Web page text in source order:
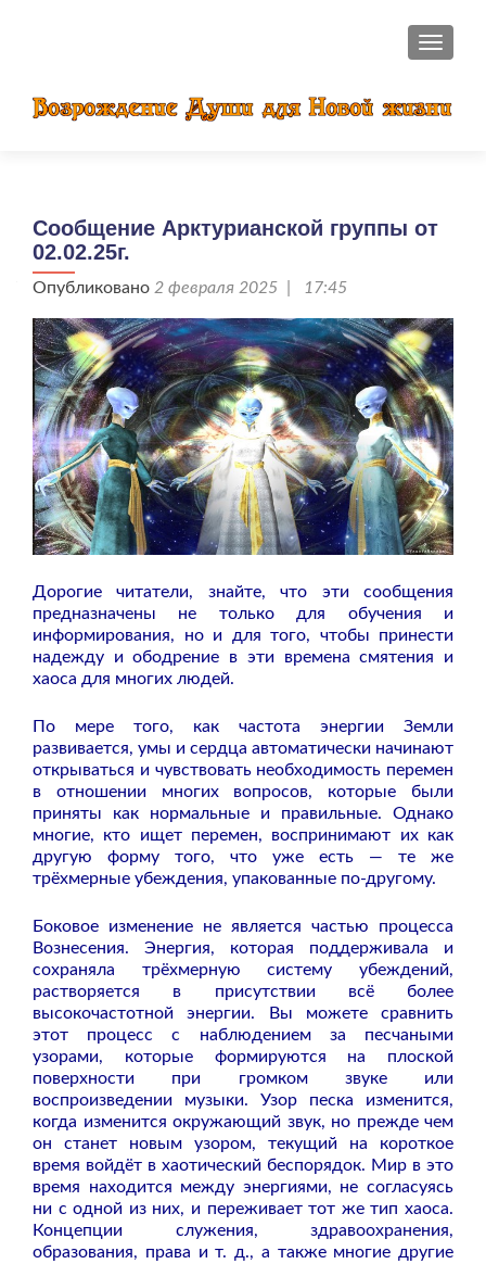
Сообщение Арктурианской группы от
02.02.25г.
Опубликовано 2 февраля 2025 | 17:45
Дорогие читатели, знайте, что эти сообщения
предназначены не только для обучения и
информирования, но и для того, чтобы принести
надежду и ободрение в эти времена смятения и
хаоса для многих людей.
По мере того, как частота энергии Земли
развивается, умы и сердца автоматически начинают
открываться и чувствовать необходимость перемен
в отношении многих вопросов, которые были
приняты как нормальные и правильные. Однако
многие, кто ищет перемен, воспринимают их как
другую форму того, что уже есть — те же
трёхмерные убеждения, упакованные по-другому.
Боковое изменение не является частью процесса
Вознесения. Энергия, которая поддерживала и
сохраняла трёхмерную систему убеждений,
растворяется в присутствии всё более
высокочастотной энергии. Вы можете сравнить
этот процесс с наблюдением за песчаными
узорами, которые формируются на плоской
поверхности при громком звуке или
воспроизведении музыки. Узор песка изменится,
когда изменится окружающий звук, но прежде чем
он станет новым узором, текущий на короткое
время войдёт в хаотический беспорядок. Мир в это
время находится между энергиями, не согласуясь
ни с одной из них, и переживает тот же тип хаоса.
Концепции служения, здравоохранения,
образования, права и т. д., а также многие другие